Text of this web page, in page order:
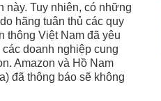
này. Tuy nhiên, có những
hãng tuân thủ các quy
thông Việt Nam đã yêu
doanh nghiệp cung
Amazon và Hồ Nam
đã thông báo sẽ không